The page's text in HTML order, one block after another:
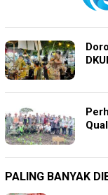
PALING BANYAK